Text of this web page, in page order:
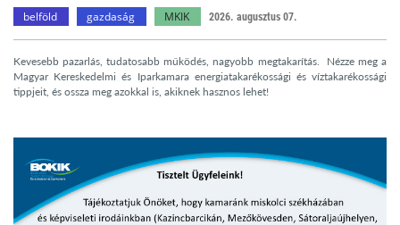
belföld gazdaság MKIK 2026. augusztus 07.
Kevesebb pazarlás, tudatosabb működés, nagyobb megtakarítás. Nézze meg a
Magyar Kereskedelmi és Iparkamara energiatakarékossági és víztakarékossági
tippjeit, és ossza meg azokkal is, akiknek hasznos lehet!